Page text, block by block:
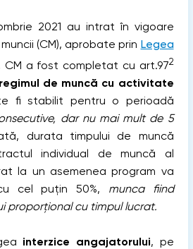
2021 au intrat în vigoare
(CM), aprobate prin Legea
CM a fost completat cu art.972
regimul de muncă cu activitate
fi stabilit pentru o perioadă
dar nu mai mult de 5
durata timpului de muncă
individual de muncă al
la un asemenea program va
cel puțin 50%, munca fiind
proporțional cu timpul lucrat.
interzice angajatorului, pe